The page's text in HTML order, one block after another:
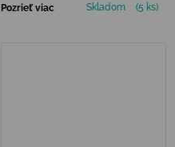
Pozrieť viac Skladom (5 ks)